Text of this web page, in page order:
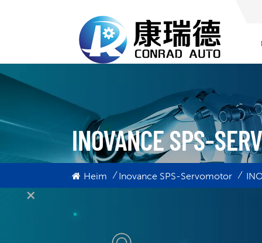
INOVANCE SPS-
Heim / Inovance SPS-Servomotor /